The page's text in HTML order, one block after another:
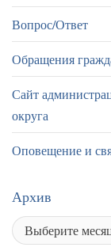
Вопрос/Ответ
Обращения
Сайт
округа
Оповещение и
Архив